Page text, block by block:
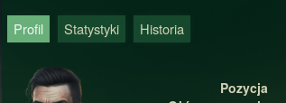
Profil Statystyki Historia
Pozycja